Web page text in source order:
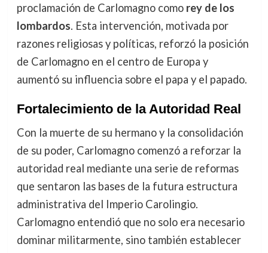
proclamación de Carlomagno como rey de los
lombardos. Esta intervención, motivada por
razones religiosas y políticas, reforzó la posición
de Carlomagno en el centro de Europa y
aumentó su influencia sobre el papa y el papado.
Fortalecimiento de la Autoridad Real
Con la muerte de su hermano y la consolidación
de su poder, Carlomagno comenzó a reforzar la
autoridad real mediante una serie de reformas
que sentaron las bases de la futura estructura
administrativa del Imperio Carolingio.
Carlomagno entendió que no solo era necesario
dominar militarmente, sino también establecer